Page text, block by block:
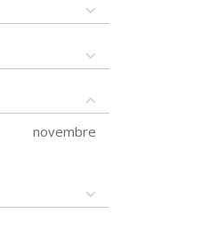
novembre